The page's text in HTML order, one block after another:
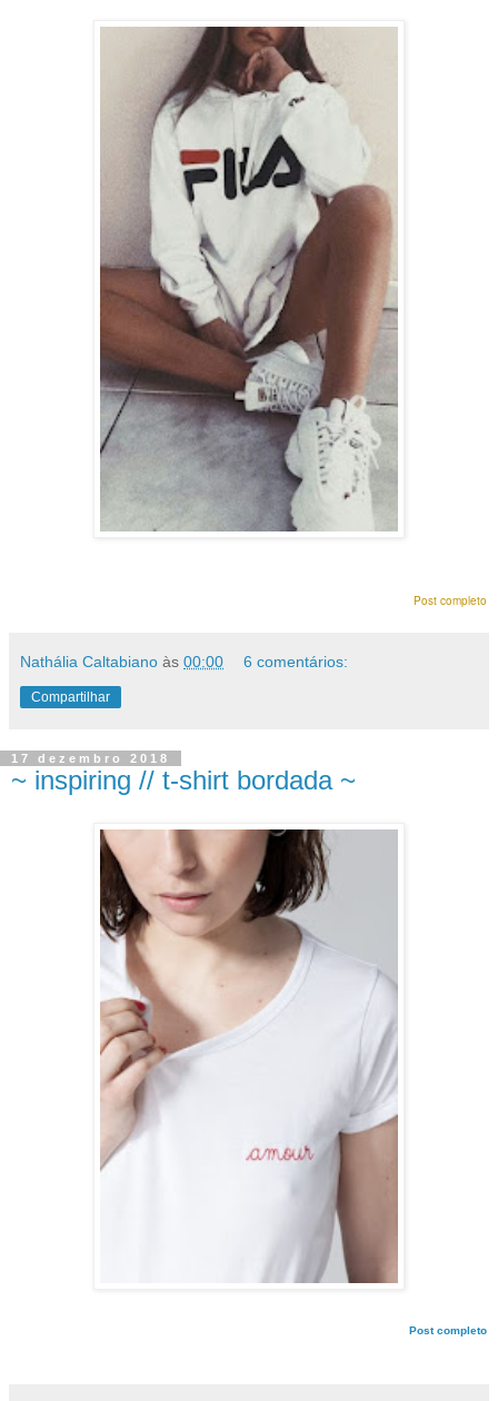
Post completo
Nathália Caltabiano às 00:00 6 comentários:
Compartilhar
17 dezembro 2018
~ inspiring // t-shirt bordada ~
Post completo